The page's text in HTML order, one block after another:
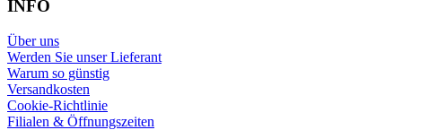
INFO
Über uns
Werden Sie unser Lieferant
Warum so günstig
Versandkosten
Cookie-Richtlinie
Filialen & Öffnungszeiten